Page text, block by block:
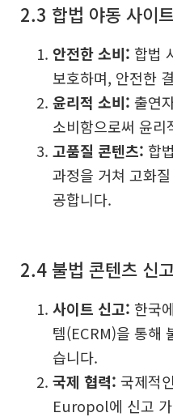
2.3 합법 야동 사이
안전한 소비: 합법
보호하며, 안전한
윤리적 소비: 출연
소비함으로써 윤리
고품질 콘텐츠: 합
과정을 거쳐 고화
공합니다.
2.4 불법 콘텐츠 신
사이트 신고: 한국
템(ECRM)을 통해
습니다.
국제 협력: 국제적
Europol에 신고